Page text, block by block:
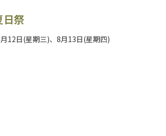
日祭
12日(星期三)、8月13日(星期四)